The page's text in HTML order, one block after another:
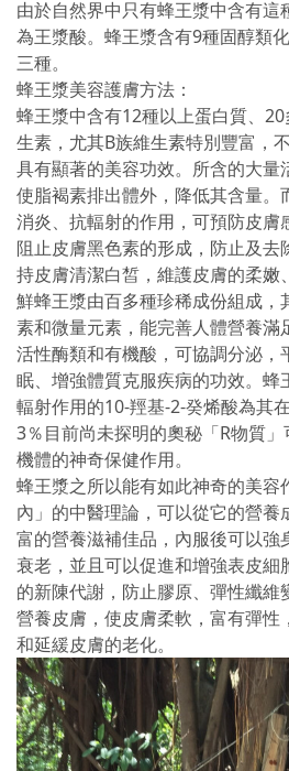
由於自然界中只有蜂王漿中含有這
為王漿酸。蜂王漿含有9種固醇類
三種。
蜂王漿美容護膚方法：
蜂王漿中含有12種以上蛋白質、
生素，尤其B族維生素特別豐富，
具有顯著的美容功效。所含的大量
使脂褐素排出體外，降低其含量。
消炎、抗輻射的作用，可預防皮膚
阻止皮膚黑色素的形成，防止及去
持皮膚清潔白皙，維護皮膚的柔嫩
鮮蜂王漿由百多種珍稀成份組成，
素和微量元素，能完善人體營養滿
活性酶類和有機酸，可協調分泌，
眠、增強體質克服疾病的功效。蜂
輻射作用的10-羥基-2-癸烯酸為其
3％目前尚未探明的奧秘「R物質
機體的神奇保健作用。
蜂王漿之所以能有如此神奇的美容
內」的中醫理論，可以從它的營養
富的營養滋補佳品，內服後可以強
衰老，並且可以促進和增強表皮細
的新陳代謝，防止膠原、彈性纖維
營養皮膚，使皮膚柔軟，富有彈性
和延緩皮膚的老化。